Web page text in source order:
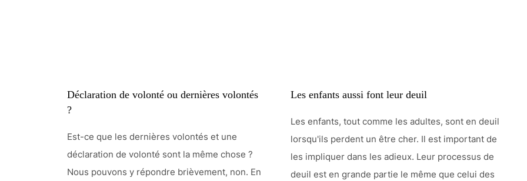
Déclaration de volonté ou dernières volontés
?
Est-ce que les dernières volontés et une
déclaration de volonté sont la même chose ?
Nous pouvons y répondre brièvement, non. En
Les enfants aussi font leur deuil
Les enfants, tout comme les adultes, sont en deuil
lorsqu'ils perdent un être cher. Il est important de
les impliquer dans les adieux. Leur processus de
deuil est en grande partie le même que celui des